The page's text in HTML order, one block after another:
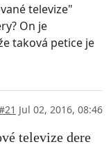
televize"
On je
taková petice je
Jul 02, 2016, 08:46
televize dere